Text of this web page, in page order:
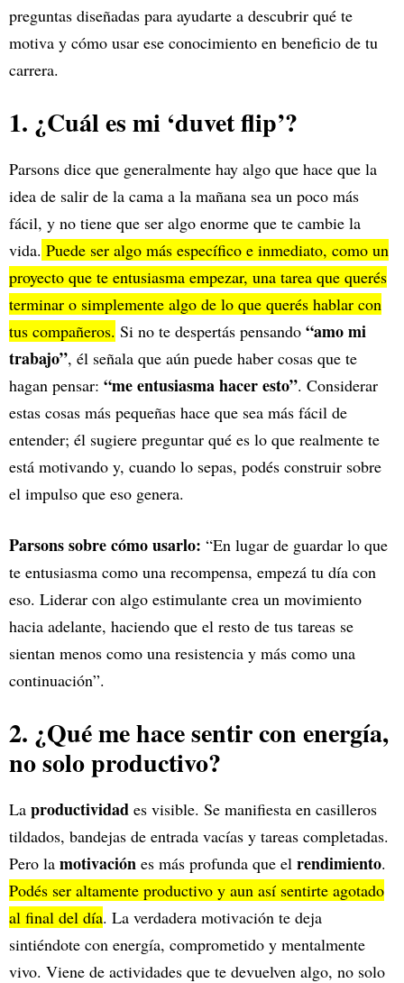
preguntas diseñadas para ayudarte a descubrir qué te
motiva y cómo usar ese conocimiento en beneficio de tu
carrera.
1. ¿Cuál es mi ‘duvet flip’?
Parsons dice que generalmente hay algo que hace que la
idea de salir de la cama a la mañana sea un poco más
fácil, y no tiene que ser algo enorme que te cambie la
vida. Puede ser algo más específico e inmediato, como un
proyecto que te entusiasma empezar, una tarea que querés
terminar o simplemente algo de lo que querés hablar con
tus compañeros. Si no te despertás pensando “amo mi
trabajo”, él señala que aún puede haber cosas que te
hagan pensar: “me entusiasma hacer esto”. Considerar
estas cosas más pequeñas hace que sea más fácil de
entender; él sugiere preguntar qué es lo que realmente te
está motivando y, cuando lo sepas, podés construir sobre
el impulso que eso genera.
Parsons sobre cómo usarlo: “En lugar de guardar lo que
te entusiasma como una recompensa, empezá tu día con
eso. Liderar con algo estimulante crea un movimiento
hacia adelante, haciendo que el resto de tus tareas se
sientan menos como una resistencia y más como una
continuación”.
2. ¿Qué me hace sentir con energía,
no solo productivo?
La productividad es visible. Se manifiesta en casilleros
tildados, bandejas de entrada vacías y tareas completadas.
Pero la motivación es más profunda que el rendimiento.
Podés ser altamente productivo y aun así sentirte agotado
al final del día. La verdadera motivación te deja
sintiéndote con energía, comprometido y mentalmente
vivo. Viene de actividades que te devuelven algo, no solo